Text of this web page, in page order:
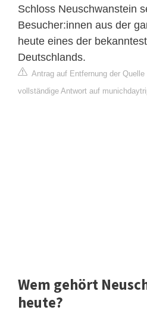
Schloss Neuschwanstein
Besucher:innen aus der
heute eines der
Deutschlands.
Antrag auf Entfernung der Quelle
vollständige Antwort auf
Wem gehört
heute?